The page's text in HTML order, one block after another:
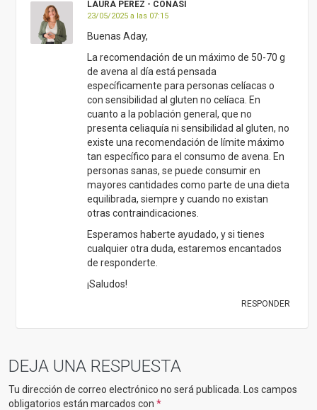
LAURA PEREZ - CONASI
23/05/2025 a las 07:15
Buenas Aday,
La recomendación de un máximo de 50-70 g
de avena al día está pensada
específicamente para personas celíacas o
con sensibilidad al gluten no celíaca. En
cuanto a la población general, que no
presenta celiaquía ni sensibilidad al gluten, no
existe una recomendación de límite máximo
tan específico para el consumo de avena. En
personas sanas, se puede consumir en
mayores cantidades como parte de una dieta
equilibrada, siempre y cuando no existan
otras contraindicaciones.
Esperamos haberte ayudado, y si tienes
cualquier otra duda, estaremos encantados
de responderte.
¡Saludos!
RESPONDER
DEJA UNA RESPUESTA
Tu dirección de correo electrónico no será publicada.
Los campos
obligatorios están marcados con *